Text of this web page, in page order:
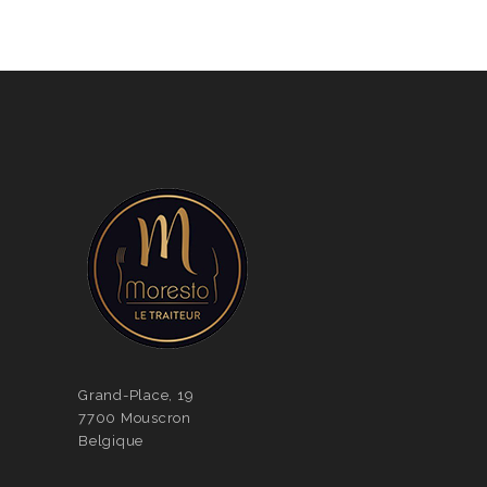
Grand-Place, 19
7700 Mouscron
Belgique